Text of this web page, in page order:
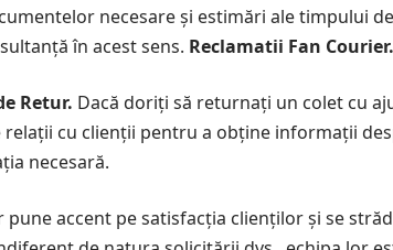
necesare și estimări ale timpului
în acest sens. Reclamatii Fan
Retur. Dacă doriți să returnați un colet cu
relații cu clienții pentru a obține informații
necesară.
pune accent pe satisfacția clienților și se